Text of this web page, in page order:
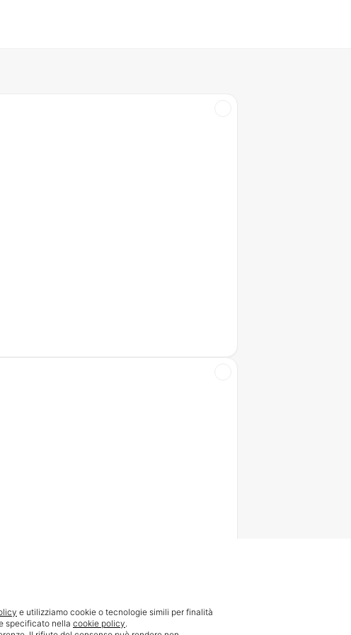
e utilizziamo cookie o tecnologie simili per finalità
specificato nella cookie policy.